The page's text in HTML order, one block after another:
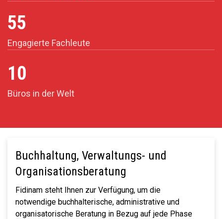
55
Engagierte Fachleute
10
Büros in der Welt
Buchhaltung, Verwaltungs- und
Organisationsberatung
Fidinam steht Ihnen zur Verfügung, um die
notwendige buchhalterische, administrative und
organisatorische Beratung in Bezug auf jede Phase